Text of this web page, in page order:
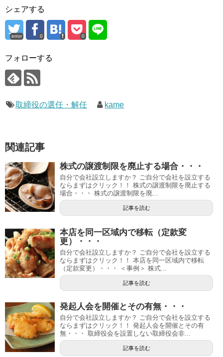
シェアする
error 0 0
フォローする
取締役の選任・解任 kame
関連記事
株式の譲渡制限を廃止する場合・・・
自分で会社設立しますか？ ご自分で会社を設立する
ならまずはクリック！！ 株式の譲渡制限を廃止する
場合・・・ 株式の譲渡制限を廃...
記事を読む
本店を同一区域内で移転（定款変
更）・・・
自分で会社設立しますか？ ご自分で会社を設立する
ならまずはクリック！！ 本店を同一区域内で移転
（定款変更）・・・ ＜事例＞ 株式...
記事を読む
発起人会を開催とその有無・・・
自分で会社設立しますか？ ご自分で会社を設立する
ならまずはクリック！！ 発起人会を開催とその有
無・・・ 取締役会を設置しない取締役会非...
記事を読む